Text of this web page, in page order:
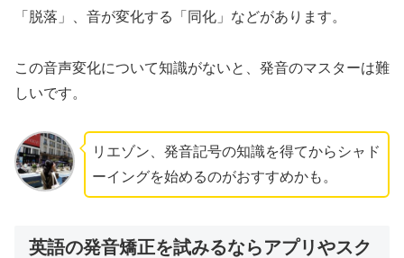
「脱落」、音が変化する「同化」などがあります。
この音声変化について知識がないと、発音のマスターは難
しいです。
リエゾン、発音記号の知識を得てからシャド
ーイングを始めるのがおすすめかも。
英語の発音矯正を試みるならアプリやスク